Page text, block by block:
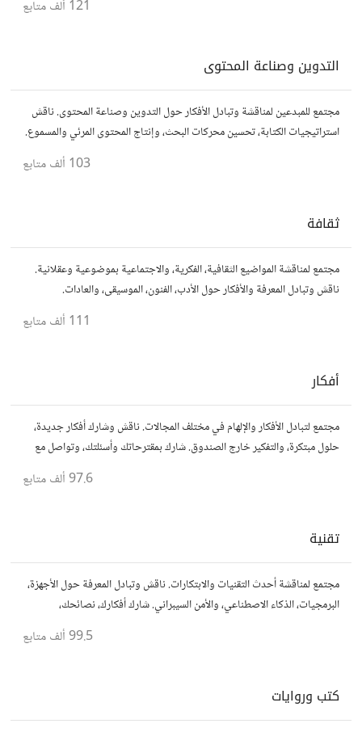
121 ألف متابع
التدوين وصناعة المحتوى
مجتمع للمبدعين لمناقشة وتبادل الأفكار حول التدوين وصناعة المحتوى. ناقش
استراتيجيات الكتابة، تحسين محركات البحث، وإنتاج المحتوى المرئي والمسموع.
103 ألف متابع
ثقافة
مجتمع لمناقشة المواضيع الثقافية، الفكرية، والاجتماعية بموضوعية وعقلانية.
ناقش وتبادل المعرفة والأفكار حول الأدب، الفنون، الموسيقى، والعادات.
111 ألف متابع
أفكار
مجتمع لتبادل الأفكار والإلهام في مختلف المجالات. ناقش وشارك أفكار جديدة،
حلول مبتكرة، والتفكير خارج الصندوق. شارك بمقترحاتك وأسئلتك، وتواصل مع
97.6 ألف متابع
تقنية
مجتمع لمناقشة أحدث التقنيات والابتكارات. ناقش وتبادل المعرفة حول الأجهزة،
البرمجيات، الذكاء الاصطناعي، والأمن السيبراني. شارك أفكارك، نصائحك،
99.5 ألف متابع
كتب وروايات